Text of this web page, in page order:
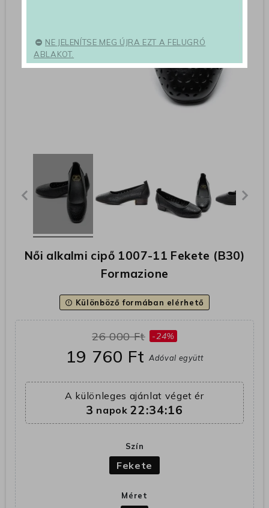
Női alkalmi cipő 1007-11 Fekete (B30)
Formazione
error_outline Különböző formában elérhető
26 000 Ft -24%
19 760 FtAdóval együtt
A különleges ajánlat véget ér
3 napok 22:34:16
Szín
Fekete
Méret
NE JELENÍTSE MEG ÚJRA EZT A FELUGRÓ
ABLAKOT.